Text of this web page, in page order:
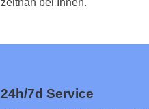
24h/7d Service